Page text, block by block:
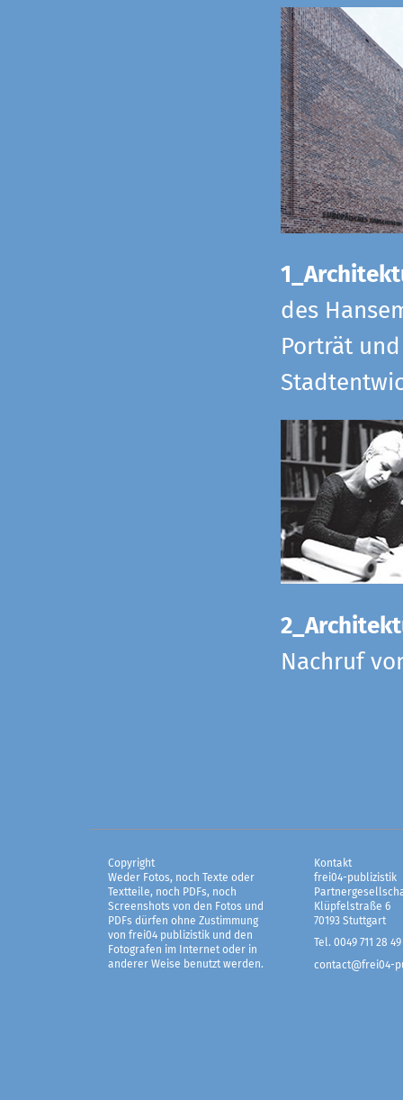
des
Porträt
Nachruf
Copyright
Weder Fotos, noch Texte oder
Textteile, noch PDFs, noch
Screenshots von den Fotos und
PDFs dürfen ohne Zustimmung
von frei04 publizistik und den
Fotografen im Internet oder in
anderer Weise benutzt werden.
Kontakt
frei04-publizistik
Klüpfelstraße 6
70193 Stuttgart
Tel. 0049 711 28 49
contact@frei04-